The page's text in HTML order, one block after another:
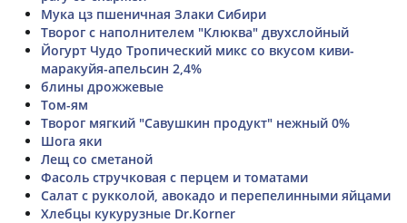
Мука цз пшеничная Злаки Сибири
Творог с наполнителем "Клюква" двухслойный
Йогурт Чудо Тропический микс со вкусом киви-
маракуйя-апельсин 2,4%
блины дрожжевые
Том-ям
Творог мягкий "Савушкин продукт" нежный 0%
Шога яки
Лещ со сметаной
Фасоль стручковая с перцем и томатами
Салат с рукколой, авокадо и перепелинными яйцами
Хлебцы кукурузные Dr.Korner